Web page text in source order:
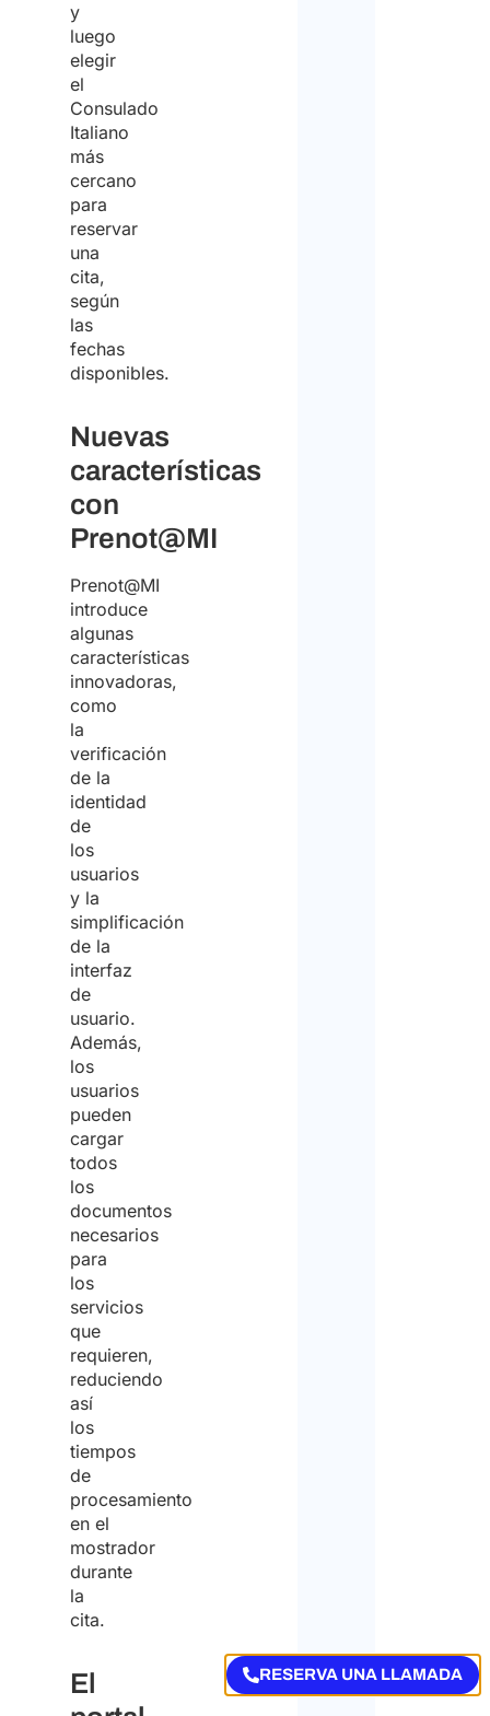
y
luego
elegir
el
Consulado
Italiano
más
cercano
para
reservar
una
cita,
según
las
fechas
disponibles.
Nuevas
características
con
Prenot@MI
Prenot@MI
introduce
algunas
características
innovadoras,
como
la
verificación
de la
identidad
de
los
usuarios
y la
simplificación
de la
interfaz
de
usuario.
Además,
los
usuarios
pueden
cargar
todos
los
documentos
necesarios
para
los
servicios
que
requieren,
reduciendo
así
los
tiempos
de
procesamiento
en el
mostrador
durante
la
cita.
El
RESERVA UNA LLAMADA